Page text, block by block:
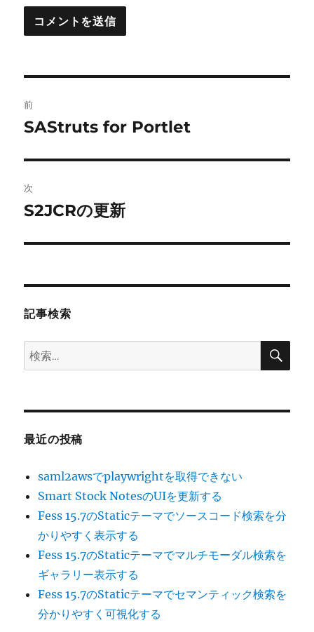
稿
ビ
ゲ
ー
前
前
投
稿:
SAStruts for Portlet
次
次
投
S2JCRの更新
記事検索
検
索:
検
最近の投稿
saml2awsでplaywrightを取得できない
Smart Stock NotesのUIを更新する
Fess 15.7のStaticテーマでソースコード検索を分
かりやすく表示する
Fess 15.7のStaticテーマでマルチモーダル検索を
ギャラリー表示する
Fess 15.7のStaticテーマでセマンティック検索を
分かりやすく可視化する